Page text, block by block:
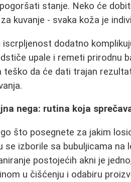
stanje. Neko će
kuvanje - svaka koža je
iscrpljenost dodatno
upale i remeti prirodnu
teško da će dati trajan
nega: rutina koja
što posegnete za jakim
se izborile sa bubuljicama na
postojećih akni je
u čišćenju i odabiru